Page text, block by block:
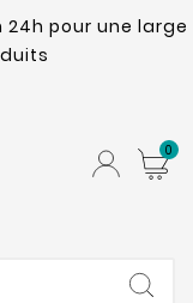
pour une large
0